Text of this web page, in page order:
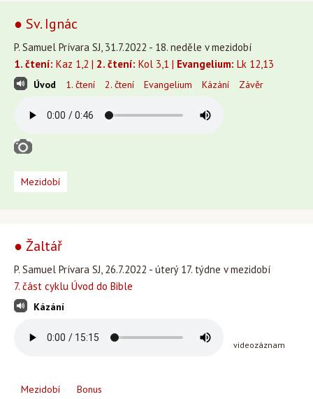
● Sv. Ignác
P. Samuel Prívara SJ, 31.7.2022 - 18. neděle v mezidobí
1. čtení: Kaz 1,2 | 2. čtení: Kol 3,1 | Evangelium: Lk 12,13
Úvod 1. čtení 2. čtení Evangelium Kázání Závěr
Mezidobí
● Žaltář
P. Samuel Prívara SJ, 26.7.2022 - úterý 17. týdne v mezidobí
7. část cyklu Úvod do Bible
Kázání
videozáznam
Mezidobí Bonus